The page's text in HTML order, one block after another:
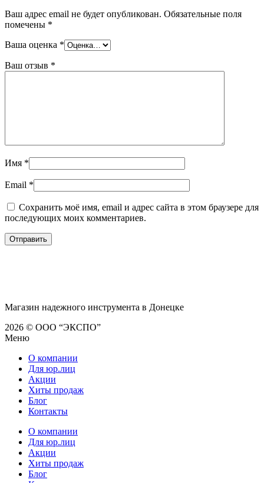
Ваш адрес email не будет опубликован. Обязательные поля
помечены *
Ваша оценка *
Ваш отзыв *
Имя *
Email *
Сохранить моё имя, email и адрес сайта в этом браузере для
последующих моих комментариев.
Магазин надежного инструмента в Донецке
2026 © ООО “ЭКСПО”
Меню
О компании
Для юр.лиц
Акции
Хиты продаж
Блог
Контакты
О компании
Для юр.лиц
Акции
Хиты продаж
Блог